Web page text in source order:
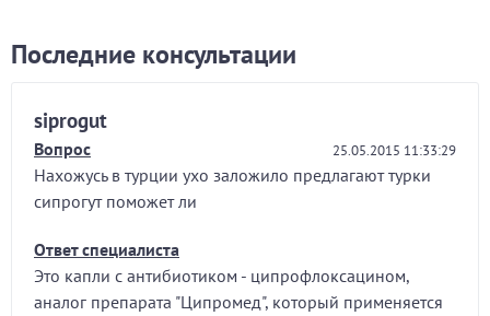
Последние консультации
siprogut
Вопрос 25.05.2015 11:33:29
Нахожусь в турции ухо заложило предлагают турки
сипрогут поможет ли
Ответ специалиста
Это капли с антибиотиком - ципрофлоксацином,
аналог препарата "Ципромед", который применяется